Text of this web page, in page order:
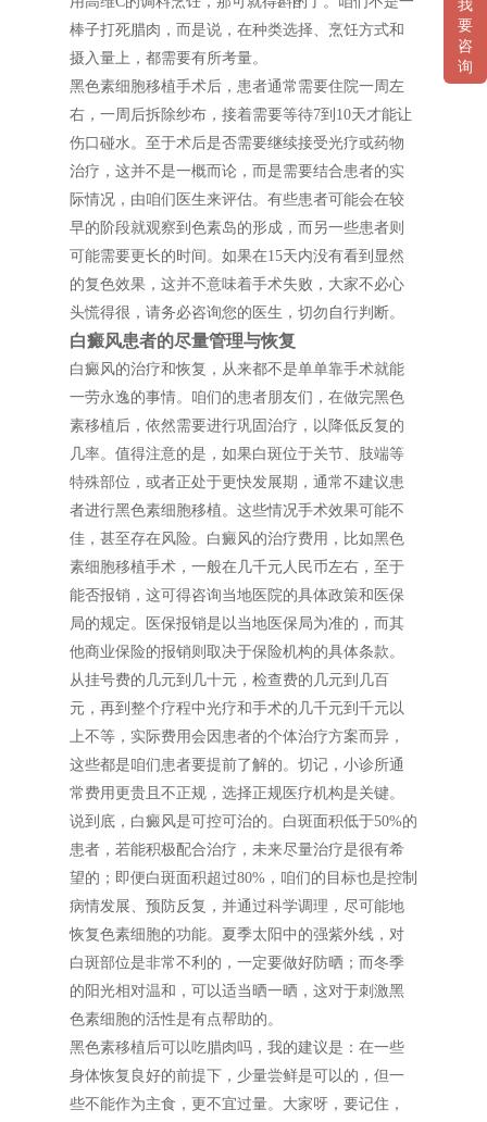
棒子打死腊肉，而是说，在种类选择、烹饪方式和
摄入量上，都需要有所考量。
黑色素细胞移植手术后，患者通常需要住院一周左
右，一周后拆除纱布，接着需要等待7到10天才能让
伤口碰水。至于术后是否需要继续接受光疗或药物
治疗，这并不是一概而论，而是需要结合患者的实
际情况，由咱们医生来评估。有些患者可能会在较
早的阶段就观察到色素岛的形成，而另一些患者则
可能需要更长的时间。如果在15天内没有看到显然
的复色效果，这并不意味着手术失败，大家不必心
头慌得很，请务必咨询您的医生，切勿自行判断。
白癜风患者的尽量管理与恢复
白癜风的治疗和恢复，从来都不是单单靠手术就能
一劳永逸的事情。咱们的患者朋友们，在做完黑色
素移植后，依然需要进行巩固治疗，以降低反复的
几率。值得注意的是，如果白斑位于关节、肢端等
特殊部位，或者正处于更快发展期，通常不建议患
者进行黑色素细胞移植。这些情况手术效果可能不
佳，甚至存在风险。白癜风的治疗费用，比如黑色
素细胞移植手术，一般在几千元人民币左右，至于
能否报销，这可得咨询当地医院的具体政策和医保
局的规定。医保报销是以当地医保局为准的，而其
他商业保险的报销则取决于保险机构的具体条款。
从挂号费的几元到几十元，检查费的几元到几百
元，再到整个疗程中光疗和手术的几千元到千元以
上不等，实际费用会因患者的个体治疗方案而异，
这些都是咱们患者要提前了解的。切记，小诊所通
常费用更贵且不正规，选择正规医疗机构是关键。
说到底，白癜风是可控可治的。白斑面积低于50%的
患者，若能积极配合治疗，未来尽量治疗是很有希
望的；即便白斑面积超过80%，咱们的目标也是控制
病情发展、预防反复，并通过科学调理，尽可能地
恢复色素细胞的功能。夏季太阳中的强紫外线，对
白斑部位是非常不利的，一定要做好防晒；而冬季
的阳光相对温和，可以适当晒一晒，这对于刺激黑
色素细胞的活性是有点帮助的。
黑色素移植后可以吃腊肉吗，我的建议是：在一些
身体恢复良好的前提下，少量尝鲜是可以的，但一
些不能作为主食，更不宜过量。大家呀，要记住，
我
要
咨
询